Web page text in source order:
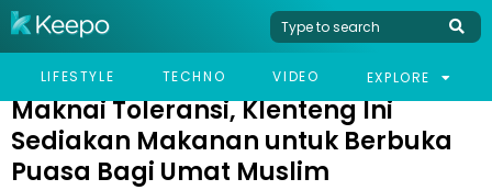
LIFESTYLE TECHNO VIDEO EXPLORE
HOME VIRAL
MAKNAI TOLERANSI, KLENTENG INI SEDIAKAN MAKANAN UNTUK
Maknai Toleransi, Klenteng Ini
Sediakan Makanan untuk Berbuka
Puasa Bagi Umat Muslim